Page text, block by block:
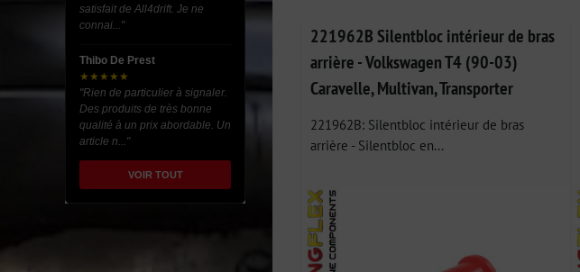
221962B Silentbloc intérieur de bras
arrière - Volkswagen T4 (90-03)
Caravelle, Multivan, Transporter
221962B: Silentbloc intérieur de bras
arrière - Silentbloc en...
satisfait de All4drift. Je ne
connai..."
Thibo De Prest
★★★★★
"Rien de particulier à signaler.
Des produits de très bonne
qualité à un prix abordable. Un
article n..."
VOIR TOUT